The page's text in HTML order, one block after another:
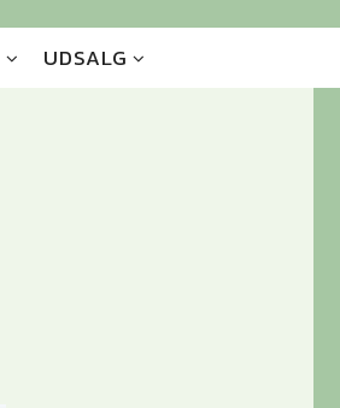
UDSALG